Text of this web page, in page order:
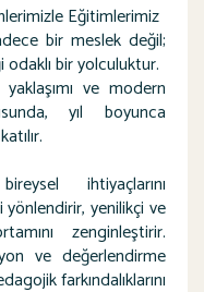
Eğitimlerimiz
bir meslek değil;
bir yolculuktur.
ve modern
yıl boyunca
ihtiyaçlarını
yenilikçi ve
zenginleştirir.
ve değerlendirme
farkındalıklarını